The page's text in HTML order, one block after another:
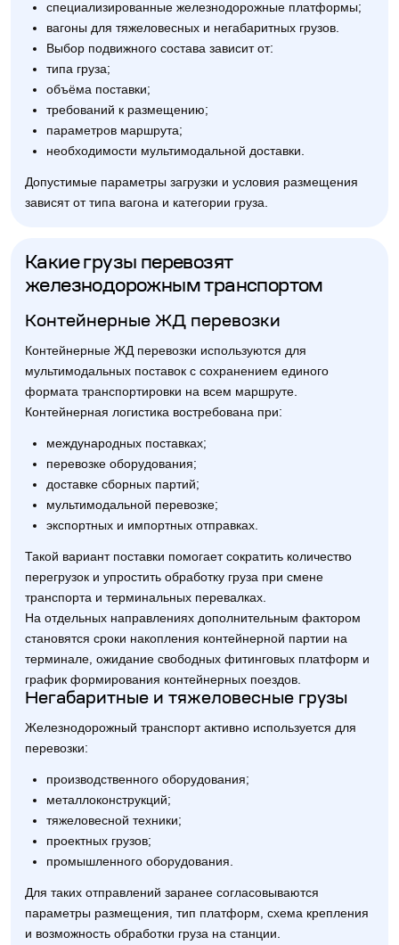
специализированные железнодорожные платформы;
вагоны для тяжеловесных и негабаритных грузов.
Выбор подвижного состава зависит от:
типа груза;
объёма поставки;
требований к размещению;
параметров маршрута;
необходимости мультимодальной доставки.
Допустимые параметры загрузки и условия размещения
зависят от типа вагона и категории груза.
Какие грузы перевозят
железнодорожным транспортом
Контейнерные ЖД перевозки
Контейнерные ЖД перевозки используются для
мультимодальных поставок с сохранением единого
формата транспортировки на всем маршруте.
Контейнерная логистика востребована при:
международных поставках;
перевозке оборудования;
доставке сборных партий;
мультимодальной перевозке;
экспортных и импортных отправках.
Такой вариант поставки помогает сократить количество
перегрузок и упростить обработку груза при смене
транспорта и терминальных перевалках.
На отдельных направлениях дополнительным фактором
становятся сроки накопления контейнерной партии на
терминале, ожидание свободных фитинговых платформ и
график формирования контейнерных поездов.
Негабаритные и тяжеловесные грузы
Железнодорожный транспорт активно используется для
перевозки:
производственного оборудования;
металлоконструкций;
тяжеловесной техники;
проектных грузов;
промышленного оборудования.
Для таких отправлений заранее согласовываются
параметры размещения, тип платформ, схема крепления
и возможность обработки груза на станции.